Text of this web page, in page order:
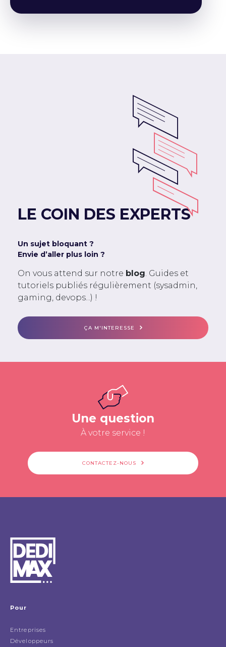
LE COIN DES EXPERTS
Un sujet bloquant ?
Envie d’aller plus loin ?
On vous attend sur notre blog . Guides et
tutoriels publiés régulièrement (sysadmin,
gaming, devops...) !
ÇA M'INTERESSE
Une question
À votre service !
CONTACTEZ-NOUS
Pour
Entreprises
Développeurs